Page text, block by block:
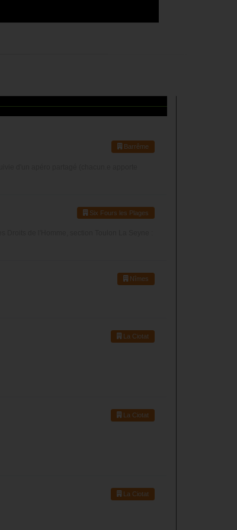
Barrême
Six Fours les Plages
Nîmes
La Ciotat
La Ciotat
La Ciotat